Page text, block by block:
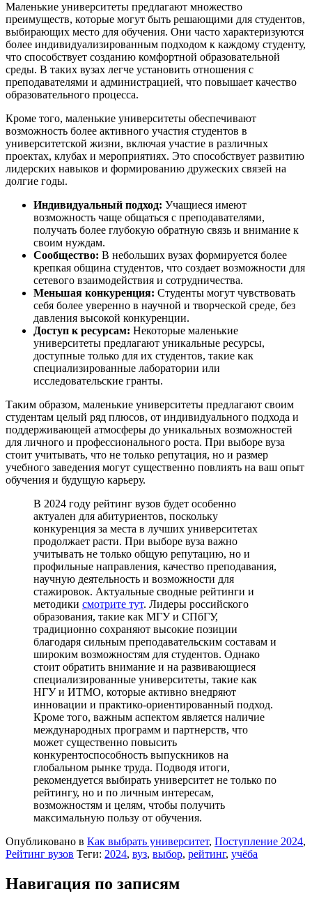
Маленькие университеты предлагают множество
преимуществ, которые могут быть решающими для студентов,
выбирающих место для обучения. Они часто характеризуются
более индивидуализированным подходом к каждому студенту,
что способствует созданию комфортной образовательной
среды. В таких вузах легче установить отношения с
преподавателями и администрацией, что повышает качество
образовательного процесса.
Кроме того, маленькие университеты обеспечивают
возможность более активного участия студентов в
университетской жизни, включая участие в различных
проектах, клубах и мероприятиях. Это способствует развитию
лидерских навыков и формированию дружеских связей на
долгие годы.
Индивидуальный подход: Учащиеся имеют
возможность чаще общаться с преподавателями,
получать более глубокую обратную связь и внимание к
своим нуждам.
Сообщество: В небольших вузах формируется более
крепкая община студентов, что создает возможности для
сетевого взаимодействия и сотрудничества.
Меньшая конкуренция: Студенты могут чувствовать
себя более уверенно в научной и творческой среде, без
давления высокой конкуренции.
Доступ к ресурсам: Некоторые маленькие
университеты предлагают уникальные ресурсы,
доступные только для их студентов, такие как
специализированные лаборатории или
исследовательские гранты.
Таким образом, маленькие университеты предлагают своим
студентам целый ряд плюсов, от индивидуального подхода и
поддерживающей атмосферы до уникальных возможностей
для личного и профессионального роста. При выборе вуза
стоит учитывать, что не только репутация, но и размер
учебного заведения могут существенно повлиять на ваш опыт
обучения и будущую карьеру.
В 2024 году рейтинг вузов будет особенно
актуален для абитуриентов, поскольку
конкуренция за места в лучших университетах
продолжает расти. При выборе вуза важно
учитывать не только общую репутацию, но и
профильные направления, качество преподавания,
научную деятельность и возможности для
стажировок. Актуальные сводные рейтинги и
методики смотрите тут. Лидеры российского
образования, такие как МГУ и СПбГУ,
традиционно сохраняют высокие позиции
благодаря сильным преподавательским составам и
широким возможностям для студентов. Однако
стоит обратить внимание и на развивающиеся
специализированные университеты, такие как
НГУ и ИТМО, которые активно внедряют
инновации и практико-ориентированный подход.
Кроме того, важным аспектом является наличие
международных программ и партнерств, что
может существенно повысить
конкурентоспособность выпускников на
глобальном рынке труда. Подводя итоги,
рекомендуется выбирать университет не только по
рейтингу, но и по личным интересам,
возможностям и целям, чтобы получить
максимальную пользу от обучения.
Опубликовано в Как выбрать университет, Поступление 2024,
Рейтинг вузов Теги: 2024, вуз, выбор, рейтинг, учёба
Навигация по записям